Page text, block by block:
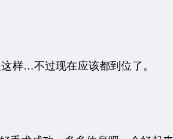
样…不过现在应该都到位了。